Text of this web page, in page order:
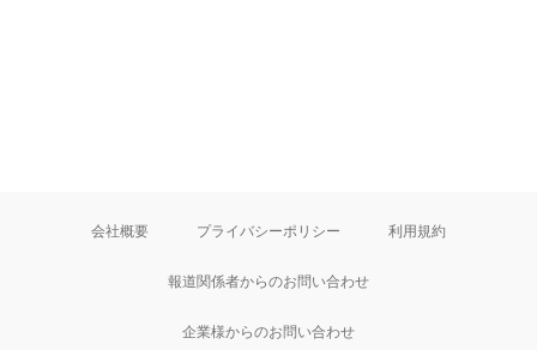
会社概要 プライバシーポリシー 利用規約
報道関係者からのお問い合わせ
企業様からのお問い合わせ